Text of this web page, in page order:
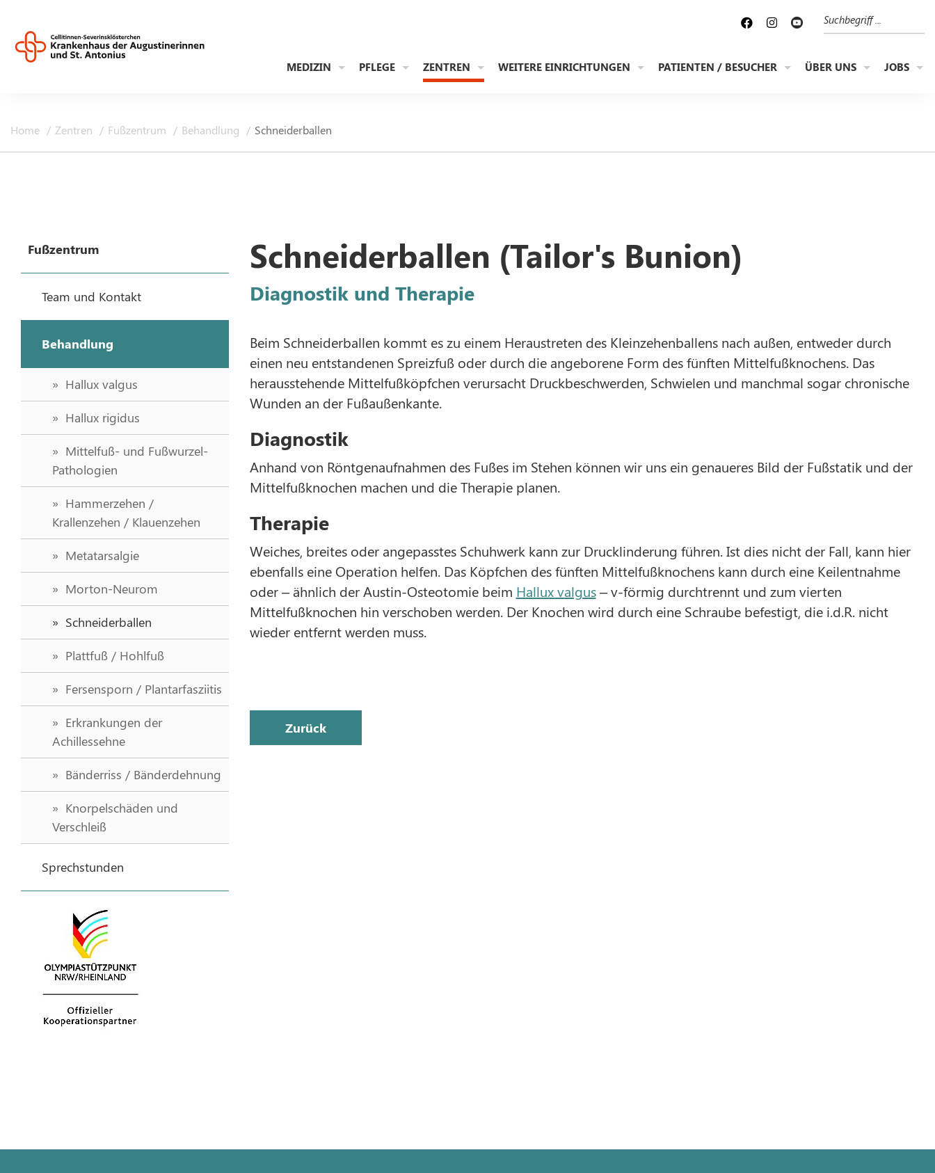
Suche
MEDIZIN PFLEGE ZENTREN WEITERE EINRICHTUNGEN PATIENTEN / BESUCHER ÜBER UNS JOBS
Home Zentren Fußzentrum Behandlung Schneiderballen
Fußzentrum
Team und Kontakt
Behandlung
Hallux valgus
Hallux rigidus
Mittelfuß- und Fußwurzel-
Pathologien
Hammerzehen /
Krallenzehen / Klauenzehen
Metatarsalgie
Morton-Neurom
Schneiderballen
Plattfuß / Hohlfuß
Fersensporn / Plantarfasziitis
Erkrankungen der
Achillessehne
Bänderriss / Bänderdehnung
Knorpelschäden und
Verschleiß
Sprechstunden
Schneiderballen (Tailor's Bunion)
Diagnostik und Therapie
Beim Schneiderballen kommt es zu einem Heraustreten des Kleinzehenballens nach außen, entweder durch
einen neu entstandenen Spreizfuß oder durch die angeborene Form des fünften Mittelfußknochens. Das
herausstehende Mittelfußköpfchen verursacht Druckbeschwerden, Schwielen und manchmal sogar chronische
Wunden an der Fußaußenkante.
Diagnostik
Anhand von Röntgenaufnahmen des Fußes im Stehen können wir uns ein genaueres Bild der Fußstatik und der
Mittelfußknochen machen und die Therapie planen.
Therapie
Weiches, breites oder angepasstes Schuhwerk kann zur Drucklinderung führen. Ist dies nicht der Fall, kann hier
ebenfalls eine Operation helfen. Das Köpfchen des fünften Mittelfußknochens kann durch eine Keilentnahme
oder – ähnlich der Austin-Osteotomie beim Hallux valgus– v-förmig durchtrennt und zum vierten
Mittelfußknochen hin verschoben werden. Der Knochen wird durch eine Schraube befestigt, die i.d.R. nicht
wieder entfernt werden muss.
Zurück